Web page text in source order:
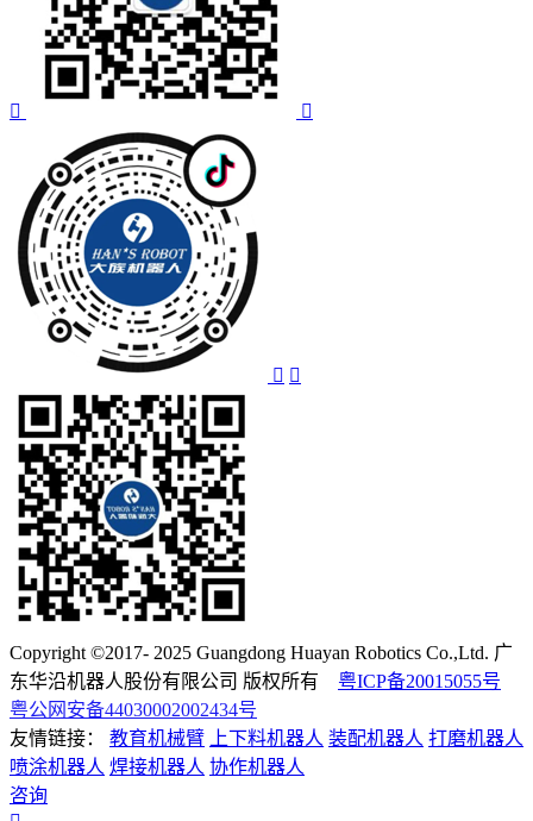
Copyright ©2017- 2025 Guangdong Huayan Robotics Co.,Ltd. 广
东华沿机器人股份有限公司 版权所有 粤ICP备20015055号
粤公网安备44030002002434号
友情链接：
教育机械臂 上下料机器人 装配机器人 打磨机器人
喷涂机器人 焊接机器人 协作机器人
咨询